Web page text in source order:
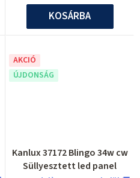
KOSÁRBA
AKCIÓ
ÚJDONSÁG
Kanlux 37172 Blingo 34w cw
Süllyesztett led panel